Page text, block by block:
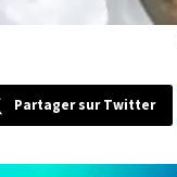
Partager sur Twitter